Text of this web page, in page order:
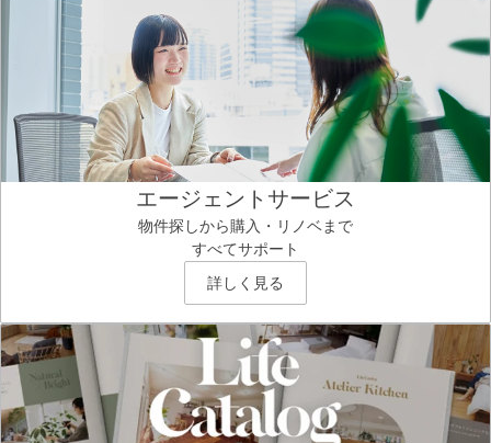
エージェントサービス
物件探しから購入・リノベまで
すべてサポート
詳しく見る